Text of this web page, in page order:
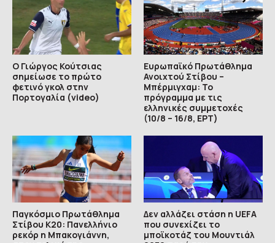
Ο Γιώργος Κούτσιας
σημείωσε το πρώτο
φετινό γκολ στην
Πορτογαλία (video)
Ευρωπαϊκό Πρωτάθλημα
Ανοιχτού Στίβου –
Μπέρμιγχαμ: Το
πρόγραμμα με τις
ελληνικές συμμετοχές
(10/8 – 16/8, ΕΡΤ)
Παγκόσμιο Πρωτάθλημα
Στίβου Κ20: Πανελλήνιο
ρεκόρ η Μπακογιάννη,
Δεν αλλάζει στάση η UEFA
που συνεχίζει το
μποϊκοτάζ του Μουντιάλ